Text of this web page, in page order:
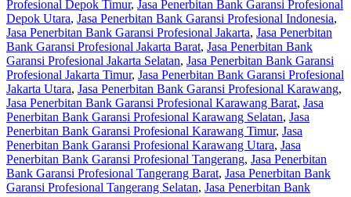
Profesional Depok Timur, Jasa Penerbitan Bank Garansi Profesional
Depok Utara, Jasa Penerbitan Bank Garansi Profesional Indonesia,
Jasa Penerbitan Bank Garansi Profesional Jakarta, Jasa Penerbitan
Bank Garansi Profesional Jakarta Barat, Jasa Penerbitan Bank
Garansi Profesional Jakarta Selatan, Jasa Penerbitan Bank Garansi
Profesional Jakarta Timur, Jasa Penerbitan Bank Garansi Profesional
Jakarta Utara, Jasa Penerbitan Bank Garansi Profesional Karawang,
Jasa Penerbitan Bank Garansi Profesional Karawang Barat, Jasa
Penerbitan Bank Garansi Profesional Karawang Selatan, Jasa
Penerbitan Bank Garansi Profesional Karawang Timur, Jasa
Penerbitan Bank Garansi Profesional Karawang Utara, Jasa
Penerbitan Bank Garansi Profesional Tangerang, Jasa Penerbitan
Bank Garansi Profesional Tangerang Barat, Jasa Penerbitan Bank
Garansi Profesional Tangerang Selatan, Jasa Penerbitan Bank